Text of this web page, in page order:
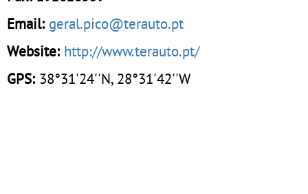
Email: geral.pico@terauto.pt
Website: http://www.terauto.pt/
GPS:38°31'24''N, 28°31'42''W